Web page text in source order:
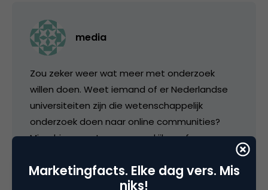
media
Zou zeker weer wat meer met onderzoek
willen doen. Weet iemand of er Nederlandse
universiteiten zijn die wetenschappelijk
onderzoek doen naar online communities?
Misschien moeten we eens kijken of er een
Marketingfacts. Elke dag vers. Mis
niks!